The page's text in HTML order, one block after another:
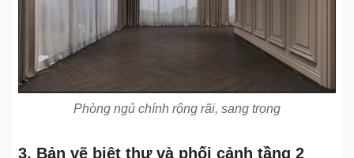
Phòng ngủ chính rộng rãi, sang trọng
3. Bản vẽ biệt thự và phối cảnh tầng 2